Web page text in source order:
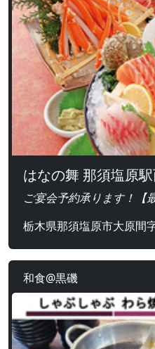
はなの舞 那須塩原
ご宴会予約承ります！【
栃木県那須塩原市大原間
和食@黒磯